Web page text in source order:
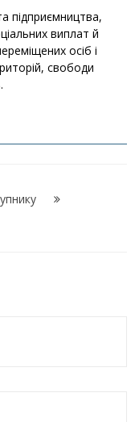
підприємництва,
виплат й
осіб і
свободи